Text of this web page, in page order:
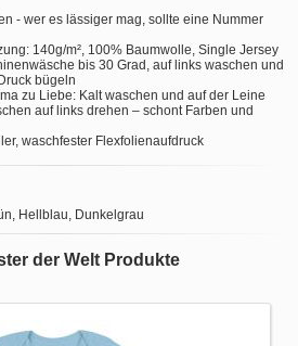
- wer es lässiger mag, sollte eine Nummer
140g/m², 100% Baumwolle, Single Jersey
bis 30 Grad, auf links waschen und
bügeln
zu Liebe: Kalt waschen und auf der Leine
auf links drehen – schont Farben und
waschfester Flexfolienaufdruck
Hellblau, Dunkelgrau
der Welt Produkte